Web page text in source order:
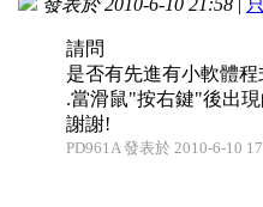
發表於 2010-6-10 21:58 |
請問
是否有先進有小軟體
.當滑鼠"按右鍵"後出
謝謝!
PD961A 發表於 2010-6-10